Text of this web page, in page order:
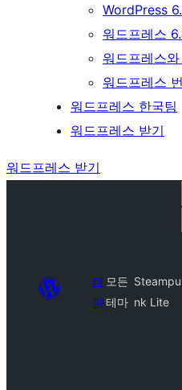
WordPress
워드프레스
워드프레스
워드프레스
워드프레스 한국팀
워드프레스 받기
워드프레스 받기
테
마
모든
테마
Steampu
nk Lite